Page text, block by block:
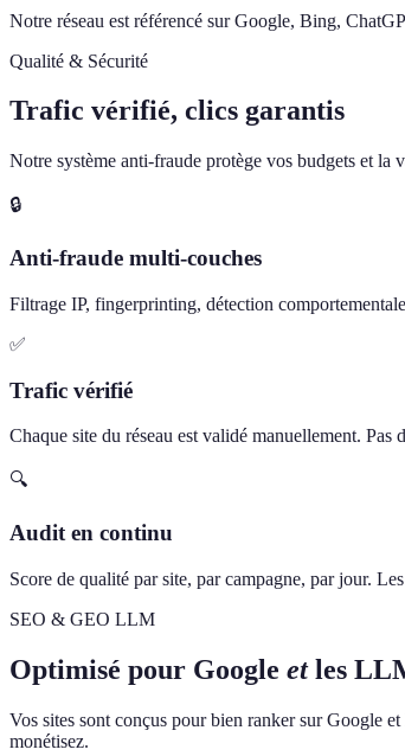
Notre réseau est référencé sur Google, Bing,
Qualité & Sécurité
Trafic vérifié, clics garantis
Notre système anti-fraude protège vos budgets et la
🔒
Anti-fraude multi-couches
Filtrage IP, fingerprinting, détection
✅
Trafic vérifié
Chaque site du réseau est validé manuellement.
🔍
Audit en continu
Score de qualité par site, par campagne, par jour.
SEO & GEO LLM
Optimisé pour Google et les
Vos sites sont conçus pour bien ranker sur Google
monétisez.